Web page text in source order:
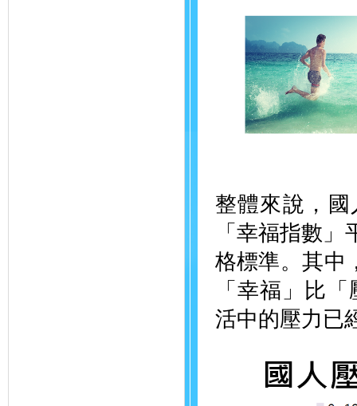
整體來說，
「幸福指數
格標準。其中
「幸福」比
活中的壓力已